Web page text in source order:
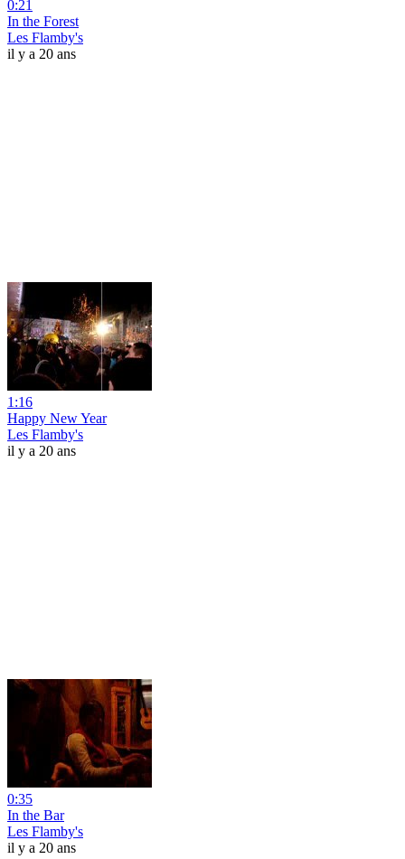
0:21
In the Forest
Les Flamby's
il y a 20 ans
1:16
Happy New Year
Les Flamby's
il y a 20 ans
0:35
In the Bar
Les Flamby's
il y a 20 ans